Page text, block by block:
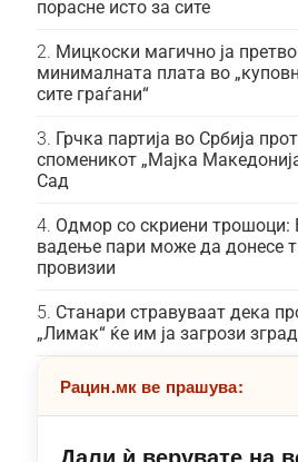
порасне исто за сите
Мицкоски магично ја
минималната плата во
сите граѓани“
Грчка партија во Србија
споменикот „Мајка
Сад
Одмор со скриени трошоци:
вадење пари може да донесе
провизии
Станари стравуваат дека
„Лимак“ ќе им ја загрози
Рацин.мк ве прашува: